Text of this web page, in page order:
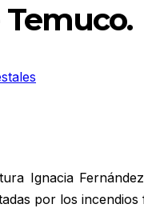
Ignacia
por los